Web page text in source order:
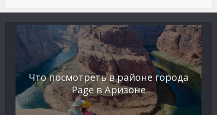
Что посмотреть в районе города
Page в Аризоне